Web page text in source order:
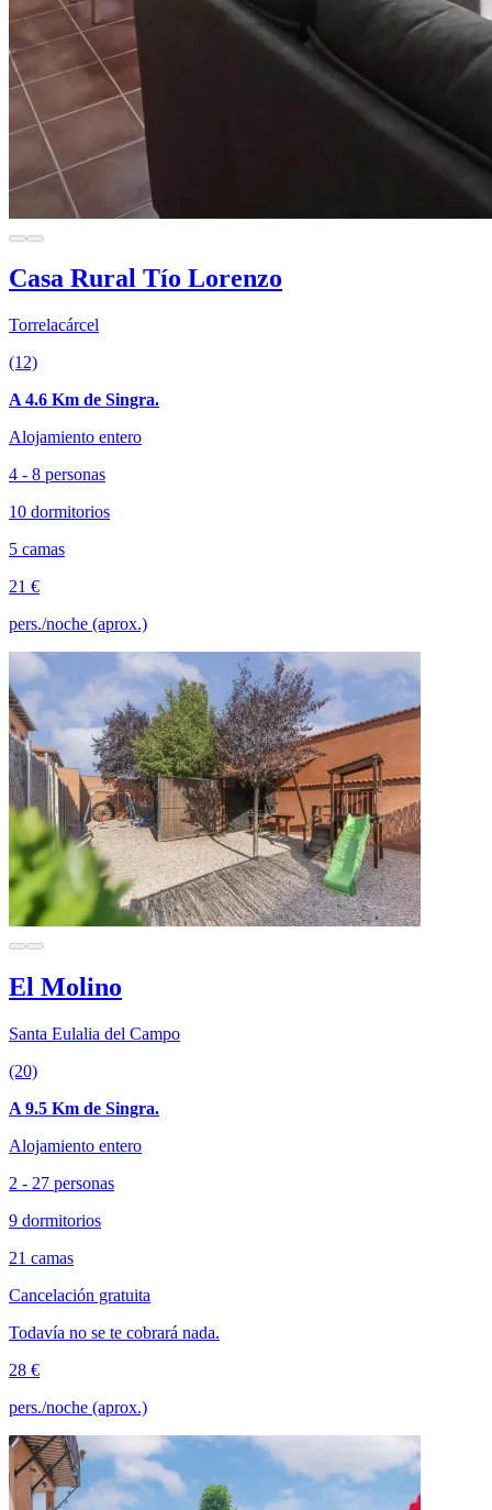
Casa Rural Tío Lorenzo
Torrelacárcel
(12)
A 4.6 Km de Singra.
Alojamiento entero
4 - 8 personas
10 dormitorios
5 camas
21 €
pers./noche (aprox.)
El Molino
Santa Eulalia del Campo
(20)
A 9.5 Km de Singra.
Alojamiento entero
2 - 27 personas
9 dormitorios
21 camas
Cancelación gratuita
Todavía no se te cobrará nada.
28 €
pers./noche (aprox.)